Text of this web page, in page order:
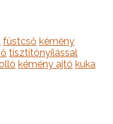
füstcső kémény
tisztítónyílással
kémény ajtó kuka